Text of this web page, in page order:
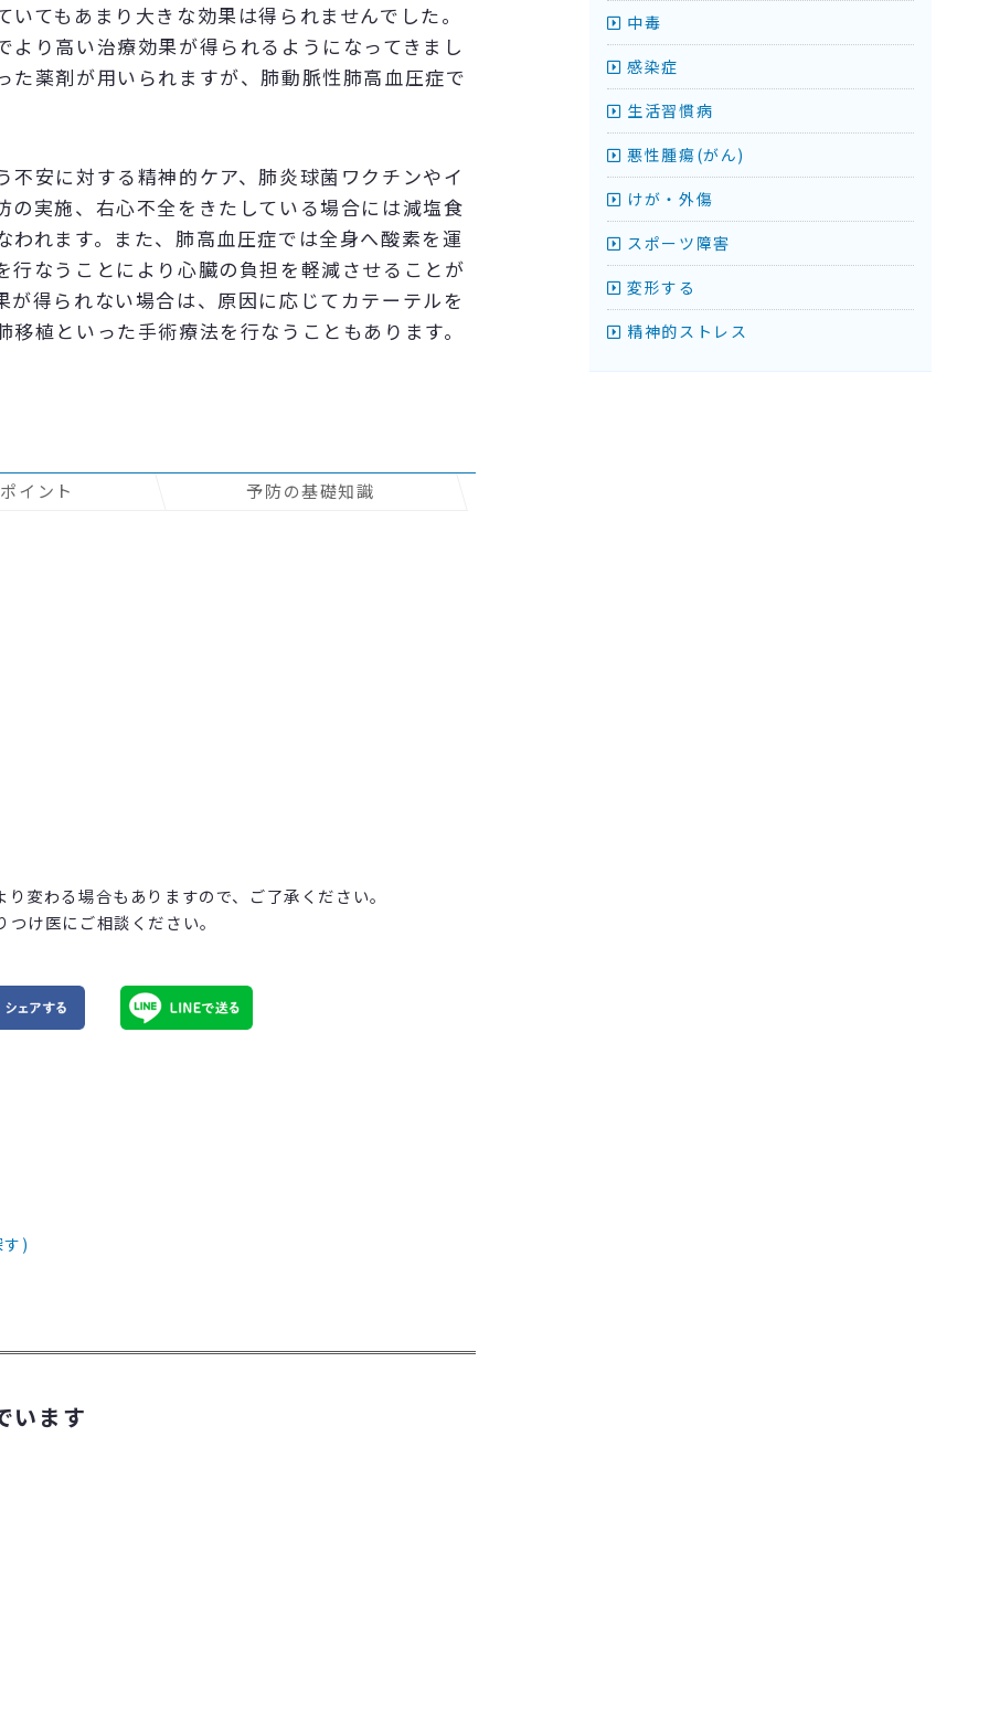
てもあまり大きな効果は得られませんでした。
り高い治療効果が得られるようになってきまし
薬剤が用いられますが、肺動脈性肺高血圧症で
安に対する精神的ケア、肺炎球菌ワクチンやイ
実施、右心不全をきたしている場合には減塩食
れます。また、肺高血圧症では全身へ酸素を運
なうことにより心臓の負担を軽減させることが
得られない場合は、原因に応じてカテーテルを
植といった手術療法を行なうこともあります。
イント 予防の基礎知識
変わる場合もありますので、ご了承ください。
け医にご相談ください。
)
います
中毒
感染症
生活習慣病
悪性腫瘍(がん)
けが・外傷
スポーツ障害
変形する
精神的ストレス